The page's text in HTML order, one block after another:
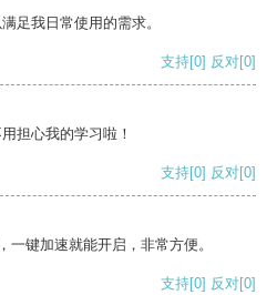
足我日常使用的需求。
支持[0] 反对[0]
担心我的学习啦！
支持[0] 反对[0]
一键加速就能开启，非常方便。
支持[0] 反对[0]